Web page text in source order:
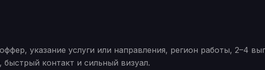
указание услуги или направления, регион работы, 2–4
быстрый контакт и сильный визуал.